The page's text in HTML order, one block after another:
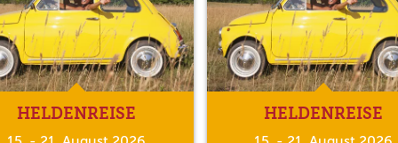
HELDENREISE HELDENREISE